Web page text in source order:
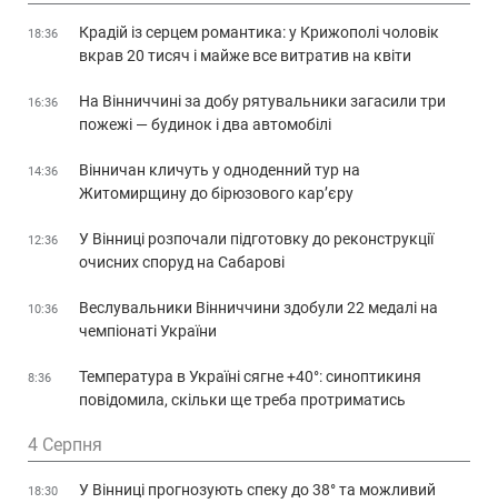
18:36
Крадій із серцем романтика: у Крижополі чоловік
вкрав 20 тисяч і майже все витратив на квіти
16:36
На Вінниччині за добу рятувальники загасили три
пожежі — будинок і два автомобілі
14:36
Вінничан кличуть у одноденний тур на
Житомирщину до бірюзового кар’єру
12:36
У Вінниці розпочали підготовку до реконструкції
очисних споруд на Сабарові
10:36
Веслувальники Вінниччини здобули 22 медалі на
чемпіонаті України
8:36
Температура в Україні сягне +40°: синоптикиня
повідомила, скільки ще треба протриматись
4 Серпня
18:30
У Вінниці прогнозують спеку до 38° та можливий